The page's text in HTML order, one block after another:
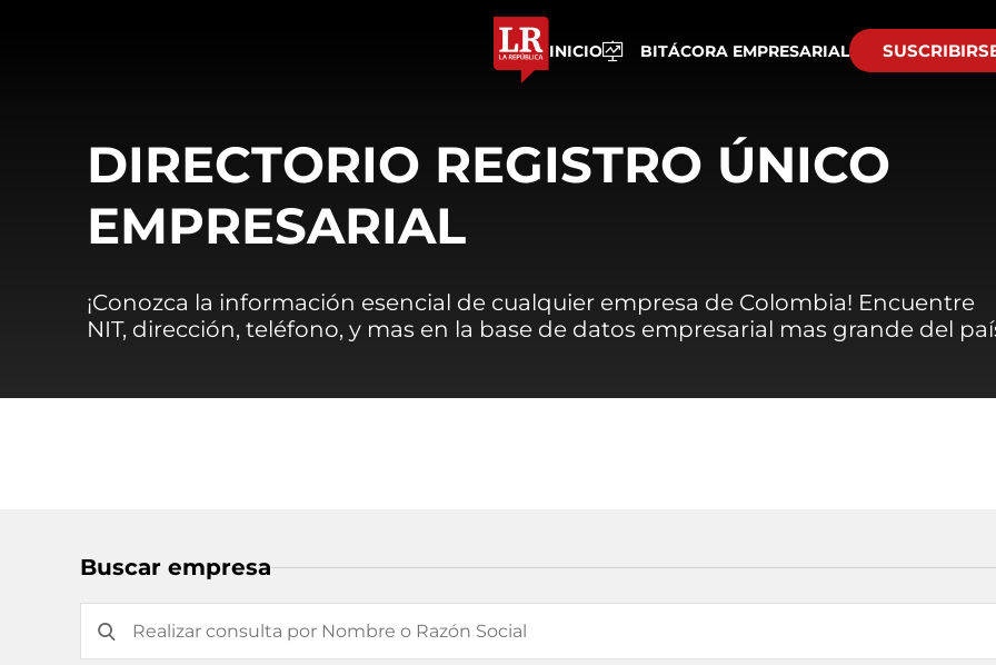
INICIO BITÁCORA EMPRESARIAL
DIRECTORIO REGISTRO ÚNICO
EMPRESARIAL
¡Conozca la información esencial de cualquier empresa de Colombia! Encuentre
NIT, dirección, teléfono, y mas en la base de datos empresarial mas grande del
Buscar empresa